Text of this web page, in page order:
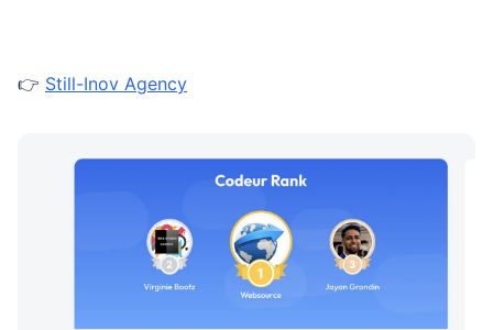
👉 Still-Inov Agency